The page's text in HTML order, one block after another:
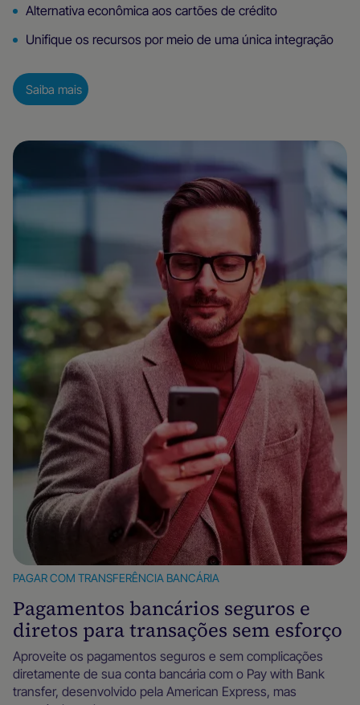
Alternativa econômica aos cartões de crédito
Unifique os recursos por meio de uma única integração
Saiba mais
PAGAR COM TRANSFERÊNCIA BANCÁRIA
Pagamentos bancários seguros e
diretos para transações sem esforço
Aproveite os pagamentos seguros e sem complicações
diretamente de sua conta bancária com o Pay with Bank
transfer, desenvolvido pela American Express, mas